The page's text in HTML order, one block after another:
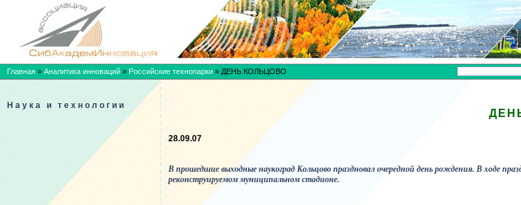
Главная » Аналитика инноваций » Российские технопарки » ДЕНЬ КОЛЬЦОВО
Наука и технологии
28.09.07
В прошедшие выходные наукоград Кольцово праздновал очередной день рождения. В ходе
реконструируемом муниципальном стадионе.